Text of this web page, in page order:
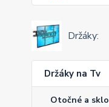
Držáky:
Držáky na Tv
Otočné a